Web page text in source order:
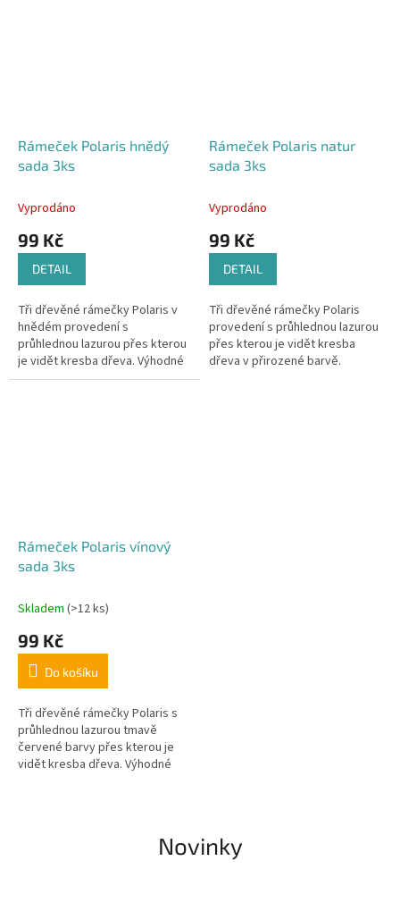
Rámeček Polaris hnědý
sada 3ks
Vyprodáno
99 Kč
DETAIL
Tři dřevěné rámečky Polaris v
hnědém provedení s
průhlednou lazurou přes kterou
je vidět kresba dřeva. Výhodné
balení.
Rámeček Polaris natur
sada 3ks
Vyprodáno
99 Kč
DETAIL
Tři dřevěné rámečky Polaris
provedení s průhlednou lazurou
přes kterou je vidět kresba
dřeva v přirozené barvě.
Rámeček Polaris vínový
sada 3ks
Skladem (>12 ks)
99 Kč
Do košíku
Tři dřevěné rámečky Polaris s
průhlednou lazurou tmavě
červené barvy přes kterou je
vidět kresba dřeva. Výhodné
Novinky